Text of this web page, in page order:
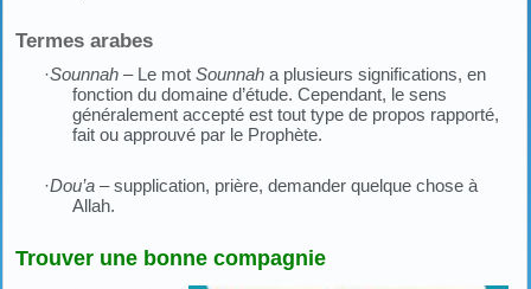
Termes arabes
·Sounnah – Le mot Sounnah a plusieurs significations, en
fonction du domaine d’étude. Cependant, le sens
généralement accepté est tout type de propos rapporté,
fait ou approuvé par le Prophète.
·Dou’a – supplication, prière, demander quelque chose à
Allah.
Trouver une bonne compagnie